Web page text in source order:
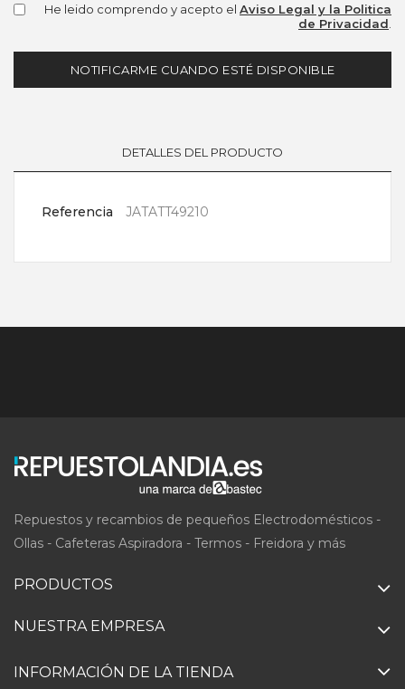
He leido comprendo y acepto el Aviso Legal y la Politica
de Privacidad
NOTIFICARME CUANDO ESTÉ DISPONIBLE
DETALLES DEL PRODUCTO
Referencia JATATT49210
Repuestos y recambios de pequeños Electrodomésticos -
Ollas - Cafeteras Aspiradora - Termos - Freidora y más
PRODUCTOS
NUESTRA EMPRESA
INFORMACIÓN DE LA TIENDA